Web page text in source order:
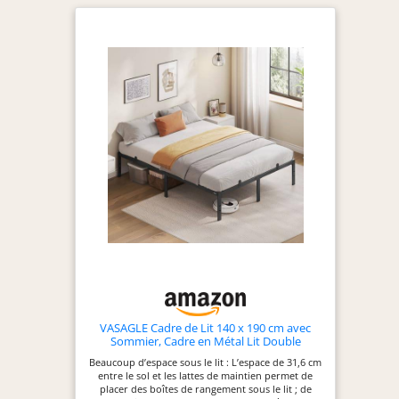
mousse anti-bruit
grincements. Et le
lit plateforme en
métal est assorti à
un matelas double.
Aucun sommier
n'est nécessaire !
lumineuse spéciale
avec le rythme ou
le son MIC.
【Station de
charge intégrée:】
Une station
d'alimentation est
préparée pour
charger vos
appareils
intelligents. Il y a
une prise secteur
port Type-C,
prenant en charge
plusieurs appareils
en même temps.
【Tête de lit de
rangement et 4
VASAGLE Cadre de Lit 140 x 190 cm avec
Sommier, Cadre en Métal Lit Double
Beaucoup d’espace sous le lit : L’espace de 31,6 cm
entre le sol et les lattes de maintien permet de
placer des boîtes de rangement sous le lit ; de